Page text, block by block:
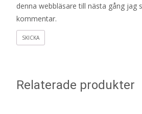
denna webbläsare till nästa gång jag
kommentar.
Relaterade produkter